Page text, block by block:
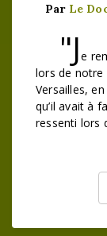
Par Le
"Je
lors de
Versailles,
qu’il avait à
ressenti lors